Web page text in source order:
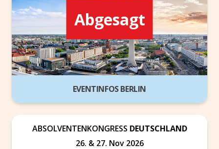
Abgesagt
EVENTINFOS BERLIN
ABSOLVENTENKONGRESS DEUTSCHLAND
26. & 27. Nov 2026